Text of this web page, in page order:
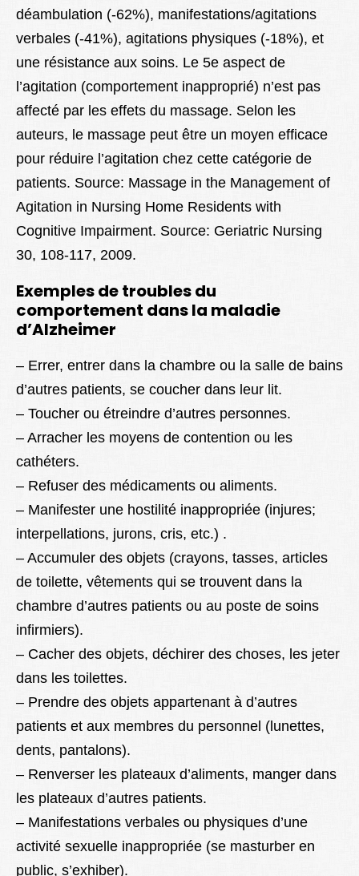
déambulation (-62%), manifestations/agitations
verbales (-41%), agitations physiques (-18%), et
une résistance aux soins. Le 5e aspect de
l’agitation (comportement inapproprié) n’est pas
affecté par les effets du massage. Selon les
auteurs, le massage peut être un moyen efficace
pour réduire l’agitation chez cette catégorie de
patients. Source: Massage in the Management of
Agitation in Nursing Home Residents with
Cognitive Impairment. Source: Geriatric Nursing
30, 108-117, 2009.
Exemples de troubles du
comportement dans la maladie
d’Alzheimer
– Errer, entrer dans la chambre ou la salle de bains
d’autres patients, se coucher dans leur lit.
– Toucher ou étreindre d’autres personnes.
– Arracher les moyens de contention ou les
cathéters.
– Refuser des médicaments ou aliments.
– Manifester une hostilité inappropriée (injures;
interpellations, jurons, cris, etc.) .
– Accumuler des objets (crayons, tasses, articles
de toilette, vêtements qui se trouvent dans la
chambre d’autres patients ou au poste de soins
infirmiers).
– Cacher des objets, déchirer des choses, les jeter
dans les toilettes.
– Prendre des objets appartenant à d’autres
patients et aux membres du personnel (lunettes,
dents, pantalons).
– Renverser les plateaux d’aliments, manger dans
les plateaux d’autres patients.
– Manifestations verbales ou physiques d’une
activité sexuelle inappropriée (se masturber en
public, s’exhiber).